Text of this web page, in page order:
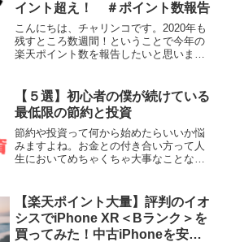
イント超え！ ＃ポイント数報告
こんにちは、チャリンコです。2020年も
残すところ数週間！ということで今年の
楽天ポイント数を報告したいと思いま
なーと思います。それではよろしくお願
いします！2020年...
【５選】初心者の僕が続けている
最低限の節約と投資
節約や投資って何から始めたらいいか悩
みますよね。お金との付き合い方って人
生においてめちゃくちゃ大事なことなの
す。僕は社会人になって数年経った頃、
お金の知識が無さすぎてこ...
【楽天ポイント大量】評判のイオ
シスでiPhone XR＜Bランク＞を
買ってみた！中古iPhoneを安く